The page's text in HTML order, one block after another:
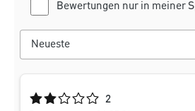
Bewertungen nur in meiner
Durchschnittliche Bewertung von 2
2